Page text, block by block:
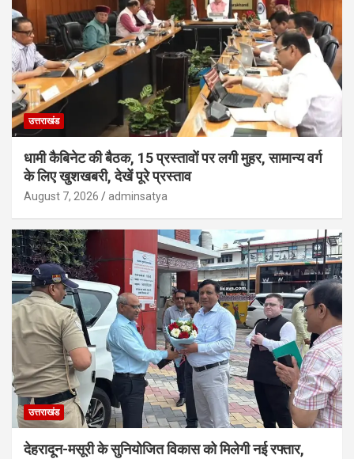
उत्तराखंड
धामी कैबिनेट की बैठक, 15 प्रस्तावों पर लगी मुहर, सामान्य वर्ग
के लिए खुशखबरी, देखें पूरे प्रस्ताव
August 7, 2026 adminsatya
उत्तराखंड
देहरादून-मसूरी के सुनियोजित विकास को मिलेगी नई रफ्तार,